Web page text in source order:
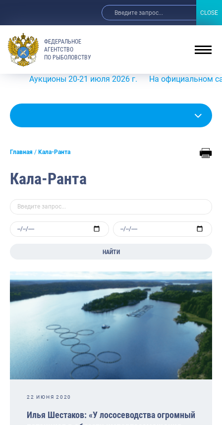
ФЕДЕРАЛЬНОЕ
АГЕНТСТВО
ПО РЫБОЛОВСТВУ
20-21 июля 2026 г. На официальном сайте
Главная Кала-Ранта
Кала-Ранта
НАЙТИ
22 ИЮНЯ 2020
Илья Шестаков: «У лососеводства огромный
CLOSE
CLOSE